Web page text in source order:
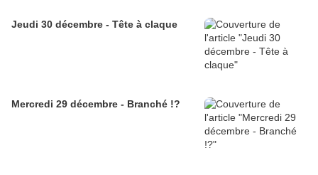
Jeudi 30 décembre - Tête à claque
Mercredi 29 décembre - Branché !?